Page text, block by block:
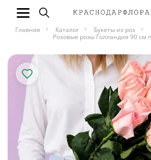
Главная Каталог Букеты из роз
Розовые розы Голландия 90 см